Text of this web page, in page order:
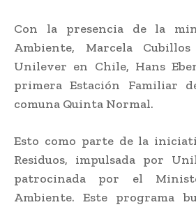
Con la presencia de la
Ambiente, Marcela
Unilever en Chile, Hans
primera Estación Familiar
comuna Quinta Normal.
Esto como parte de la
Residuos, impulsada por
patrocinada por el
Ambiente. Este programa